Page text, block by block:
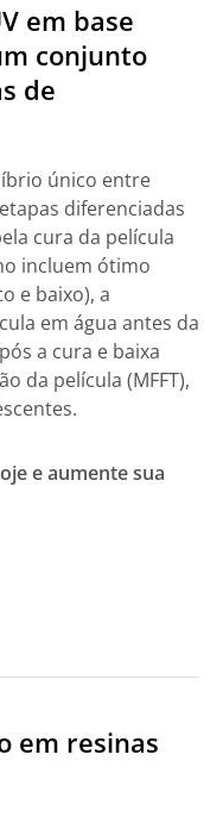
em base
conjunto
de
único entre
diferenciadas
cura da película
incluem ótimo
e baixo), a
em água antes da
a cura e baixa
da película (MFFT),
e aumente sua
em resinas